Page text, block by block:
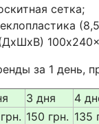
сетка;
за 1 день,
3 дня 4
150 грн. 135